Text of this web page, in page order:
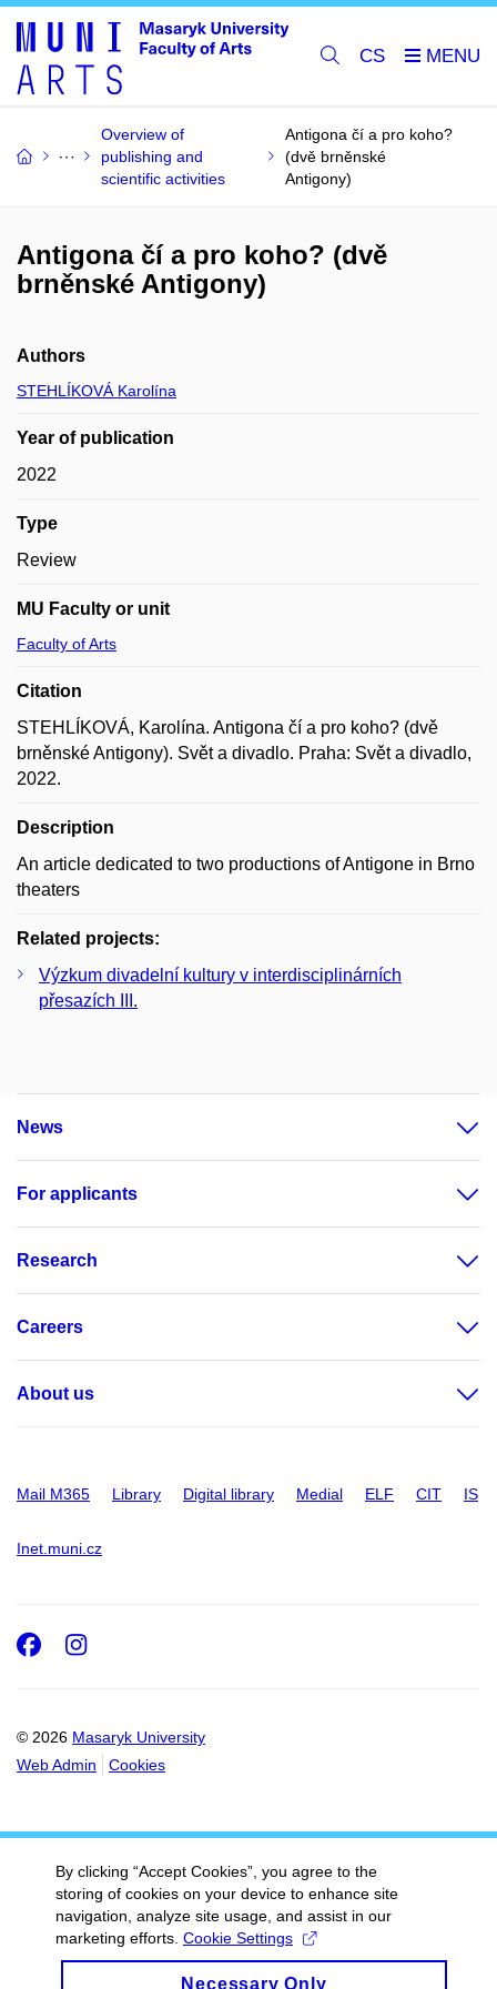
CS
Overview of
publishing and
scientific activities
Antigona čí a pro koho?
(dvě brněnské
Antigony)
Antigona čí a pro koho? (dvě
brněnské Antigony)
Authors
STEHLÍKOVÁ Karolína
Year of publication
2022
Type
Review
MU Faculty or unit
Faculty of Arts
Citation
STEHLÍKOVÁ, Karolína. Antigona čí a pro koho? (dvě
brněnské Antigony). Svět a divadlo. Praha: Svět a divadlo,
2022.
Description
An article dedicated to two productions of Antigone in Brno
theaters
Related projects:
Výzkum divadelní kultury v interdisciplinárních
přesazích III.
News
For applicants
Research
Careers
About us
Mail M365 Library Digital library Medial ELF CIT IS
Inet.muni.cz
© 2026 Masaryk University
Web Admin
Cookies
Facebook
Instagram
By clicking “Accept Cookies”, you agree to the
storing of cookies on your device to enhance site
navigation, analyze site usage, and assist in our
marketing efforts. Cookie Settings
Necessary Only